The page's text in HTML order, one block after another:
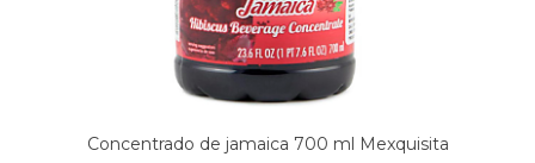
Concentrado de jamaica 700 ml Mexquisita